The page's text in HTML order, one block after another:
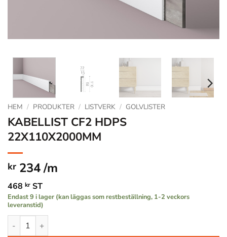
HEM / PRODUKTER / LISTVERK / GOLVLISTER
KABELLIST CF2 HDPS
22X110X2000MM
kr 234 /m
468 kr ST
Endast 9 i lager (kan läggas som restbeställning, 1-2 veckors
leveranstid)
KABELLIST CF2 HDPS 22X110X2000MM mängd